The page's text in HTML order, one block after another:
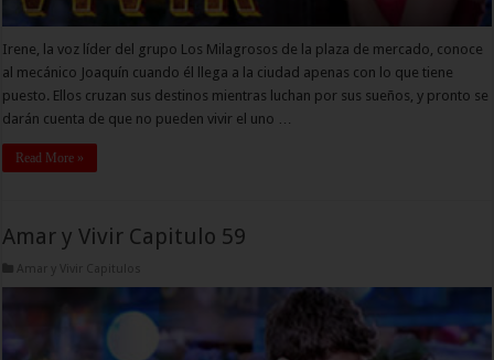
Irene, la voz líder del grupo Los Milagrosos de la plaza de mercado, conoce
al mecánico Joaquín cuando él llega a la ciudad apenas con lo que tiene
puesto. Ellos cruzan sus destinos mientras luchan por sus sueños, y pronto se
darán cuenta de que no pueden vivir el uno …
Read More »
Amar y Vivir Capitulo 59
Amar y Vivir Capitulos